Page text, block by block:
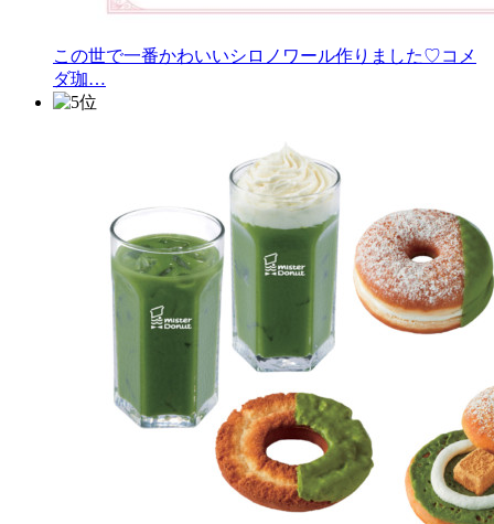
この世で一番かわいいシロノワール作りました♡コメ
ダ珈…